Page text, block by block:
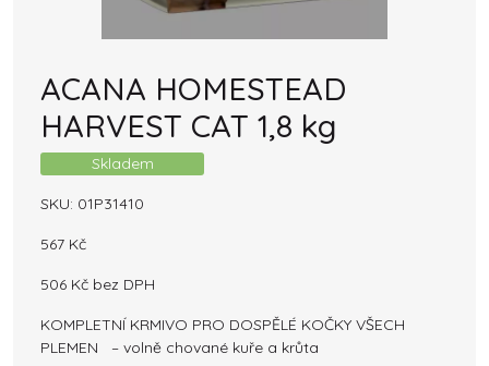
ACANA HOMESTEAD
HARVEST CAT 1,8 kg
Skladem
SKU: 01P31410
567 Kč
506 Kč bez DPH
KOMPLETNÍ KRMIVO PRO DOSPĚLÉ KOČKY VŠECH
PLEMEN – volně chované kuře a krůta